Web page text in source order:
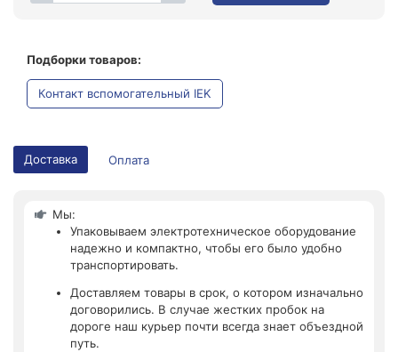
Подборки товаров:
Контакт вспомогательный IEK
Доставка Оплата
Мы:
Упаковываем электротехническое оборудование
надежно и компактно, чтобы его было удобно
транспортировать.
Доставляем товары в срок, о котором изначально
договорились. В случае жестких пробок на
дороге наш курьер почти всегда знает объездной
путь.